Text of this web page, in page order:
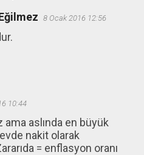
8 Ocak 2016 12:56
10:44
ama aslında en büyük
evde nakit olarak
= enflasyon oranı